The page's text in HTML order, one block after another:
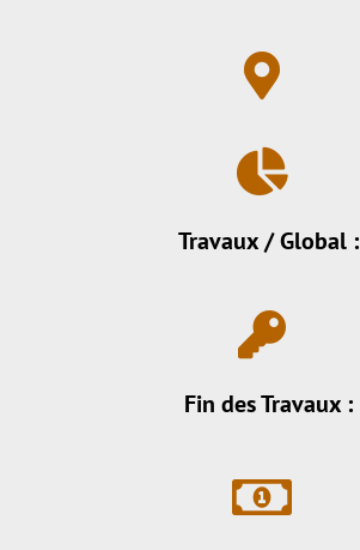
Travaux / Global :
Fin des Travaux :